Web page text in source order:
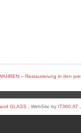
– Restaurierung in den
GLASS , WebSite by IT360.AT